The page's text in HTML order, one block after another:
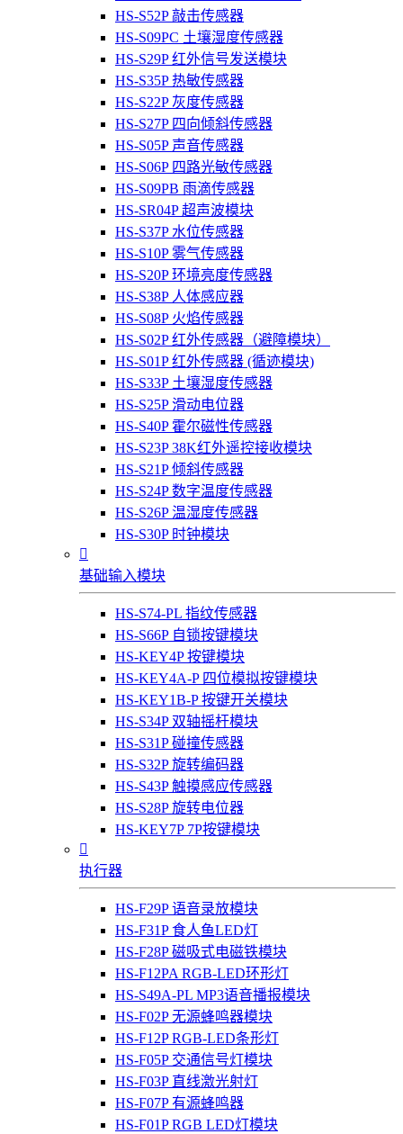
HS-S52P 敲击传感器
HS-S09PC 土壤湿度传感器
HS-S29P 红外信号发送模块
HS-S35P 热敏传感器
HS-S22P 灰度传感器
HS-S27P 四向倾斜传感器
HS-S05P 声音传感器
HS-S06P 四路光敏传感器
HS-S09PB 雨滴传感器
HS-SR04P 超声波模块
HS-S37P 水位传感器
HS-S10P 雾气传感器
HS-S20P 环境亮度传感器
HS-S38P 人体感应器
HS-S08P 火焰传感器
HS-S02P 红外传感器（避障模块）
HS-S01P 红外传感器 (循迹模块)
HS-S33P 土壤湿度传感器
HS-S25P 滑动电位器
HS-S40P 霍尔磁性传感器
HS-S23P 38K红外遥控接收模块
HS-S21P 倾斜传感器
HS-S24P 数字温度传感器
HS-S26P 温湿度传感器
HS-S30P 时钟模块

基础输入模块
HS-S74-PL 指纹传感器
HS-S66P 自锁按键模块
HS-KEY4P 按键模块
HS-KEY4A-P 四位模拟按键模块
HS-KEY1B-P 按键开关模块
HS-S34P 双轴摇杆模块
HS-S31P 碰撞传感器
HS-S32P 旋转编码器
HS-S43P 触摸感应传感器
HS-S28P 旋转电位器
HS-KEY7P 7P按键模块

执行器
HS-F29P 语音录放模块
HS-F31P 食人鱼LED灯
HS-F28P 磁吸式电磁铁模块
HS-F12PA RGB-LED环形灯
HS-S49A-PL MP3语音播报模块
HS-F02P 无源蜂鸣器模块
HS-F12P RGB-LED条形灯
HS-F05P 交通信号灯模块
HS-F03P 直线激光射灯
HS-F07P 有源蜂鸣器
HS-F01P RGB LED灯模块